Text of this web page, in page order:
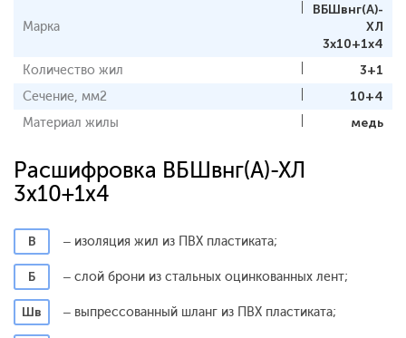
Марка
ВБШвнг(А)-
ХЛ
3x10+1x4
Количество жил
3+1
Сечение, мм2
10+4
Материал жилы
медь
Расшифровка ВБШвнг(А)-ХЛ
3x10+1x4
В – изоляция жил из ПВХ пластиката;
Б – слой брони из стальных оцинкованных лент;
Шв – выпрессованный шланг из ПВХ пластиката;